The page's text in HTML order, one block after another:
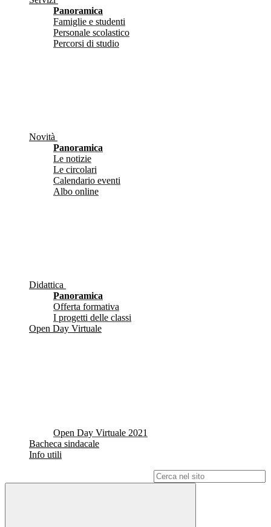
Panoramica
Famiglie e studenti
Personale scolastico
Percorsi di studio
Novità
Panoramica
Le notizie
Le circolari
Calendario eventi
Albo online
Didattica
Panoramica
Offerta formativa
I progetti delle classi
Open Day Virtuale
Open Day Virtuale 2021
Bacheca sindacale
Info utili